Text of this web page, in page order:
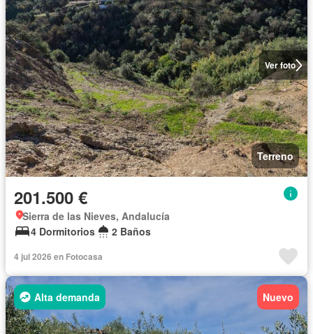
Ver foto
Terreno
201.500 €
Sierra de las Nieves, Andalucía
4 Dormitorios
2 Baños
4 jul 2026 en Fotocasa
Alta demanda Nuevo